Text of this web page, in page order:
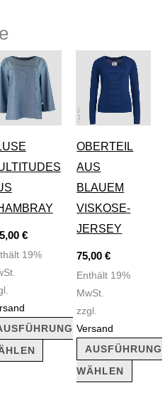
€
19%
Dieses
Produkt
weist
mehrere
Varianten
auf.
Optionen
können
gewählt
OBERTEIL
AUS
BLAUEM
VISKOSE-
JERSEY
75,00€
Enthält 19%
MwSt.
zzgl.
Versand
AUSFÜHRUNG
WÄHLEN
weist